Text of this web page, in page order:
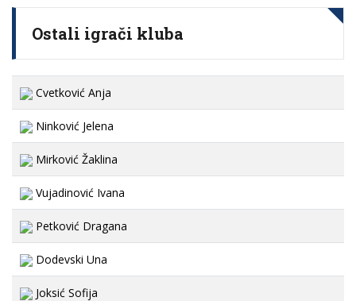
Ostali igrači kluba
Cvetković Anja
Ninković Jelena
Mirković Žaklina
Vujadinović Ivana
Petković Dragana
Dodevski Una
Joksić Sofija